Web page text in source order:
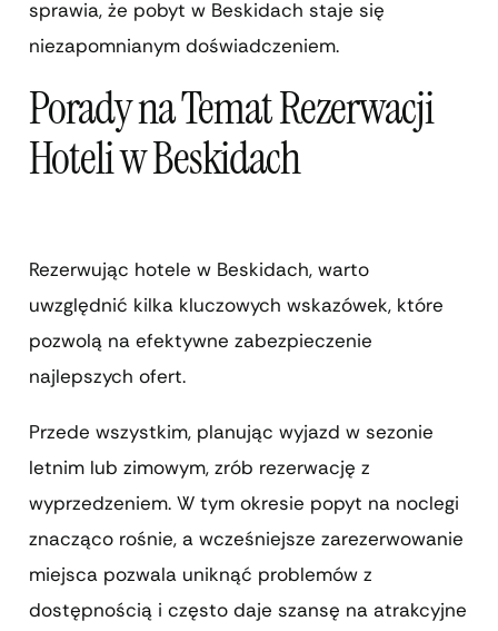
sprawia, że pobyt w Beskidach staje się
niezapomnianym doświadczeniem.
Porady na Temat Rezerwacji
Hoteli w Beskidach
Rezerwując hotele w Beskidach, warto
uwzględnić kilka kluczowych wskazówek, które
pozwolą na efektywne zabezpieczenie
najlepszych ofert.
Przede wszystkim, planując wyjazd w sezonie
letnim lub zimowym, zrób rezerwację z
wyprzedzeniem. W tym okresie popyt na noclegi
znacząco rośnie, a wcześniejsze zarezerwowanie
miejsca pozwala uniknąć problemów z
dostępnością i często daje szansę na atrakcyjne